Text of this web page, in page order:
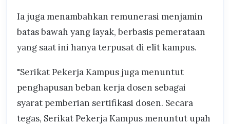
Ia juga menambahkan remunerasi menjamin
batas bawah yang layak, berbasis pemerataan
yang saat ini hanya terpusat di elit kampus.
"Serikat Pekerja Kampus juga menuntut
penghapusan beban kerja dosen sebagai
syarat pemberian sertifikasi dosen. Secara
tegas, Serikat Pekerja Kampus menuntut upah